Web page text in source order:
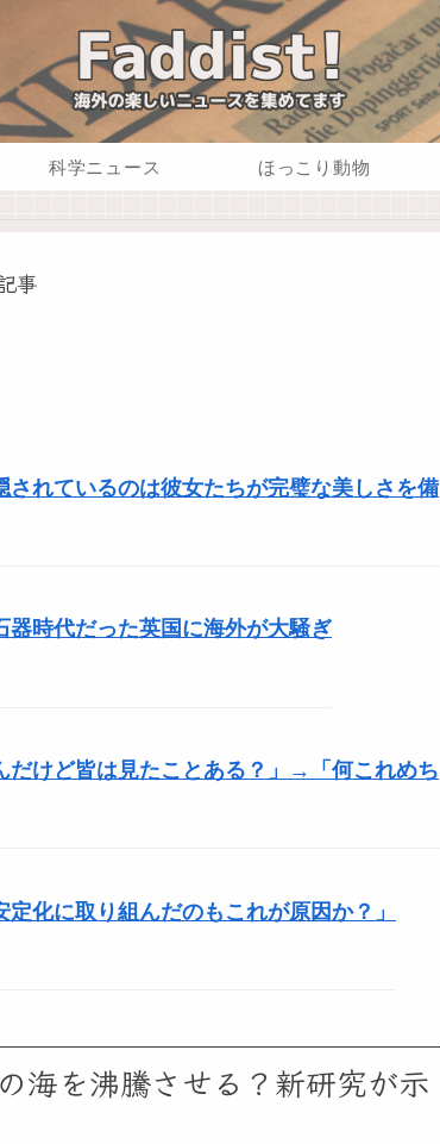
科学ニュース ほっこり動物
事
されているのは彼女たちが完璧な美しさを備
時代だった英国に海外が大騒ぎ
だけど皆は見たことある？」→「何これめち
化に取り組んだのもこれが原因か？」
海を沸騰させる？新研究が示